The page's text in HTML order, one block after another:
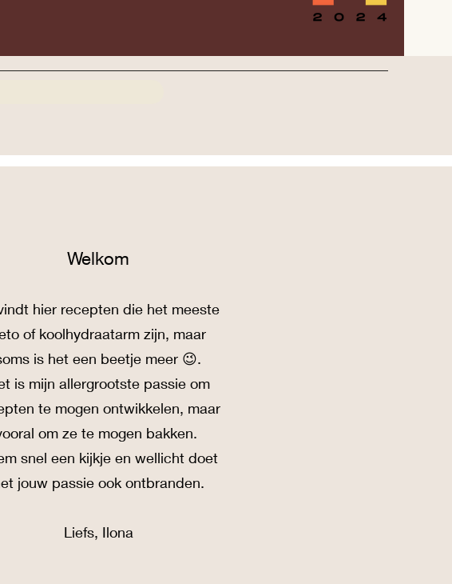
Welkom
thier recepten die het meeste
of koolhydraatarm zijn, maar
is het een beetje meer 😉.
is mijn allergrootste passie om
te mogen ontwikkelen, maar
om ze te mogen bakken.
snel een kijkje en wellicht doet
jouw passie ook ontbranden.
Liefs, Ilona